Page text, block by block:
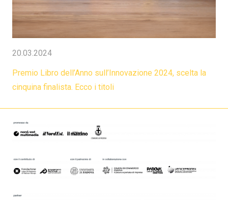
20.03.2024
Premio Libro dell’Anno sull’Innovazione 2024, scelta la
cinquina finalista. Ecco i titoli